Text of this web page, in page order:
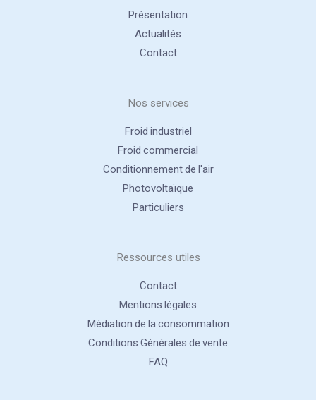
Présentation
Actualités
Contact
Nos services
Froid industriel
Froid commercial
Conditionnement de l'air
Photovoltaïque
Particuliers
Ressources utiles
Contact
Mentions légales
Médiation de la consommation
Conditions Générales de vente
FAQ